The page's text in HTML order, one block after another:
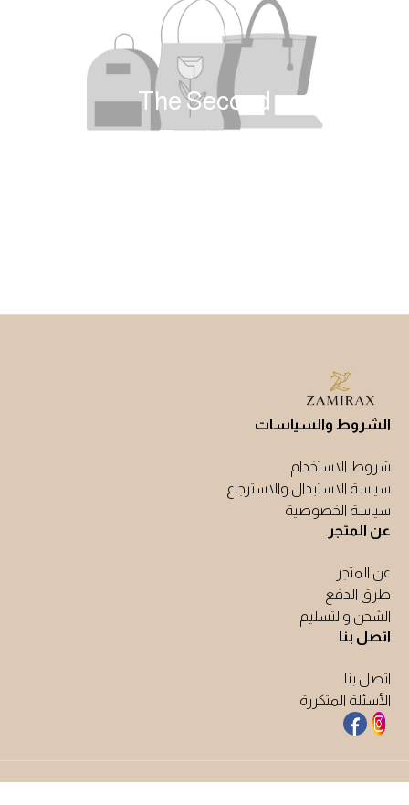
The Second
Ranking
الشروط والسياسات
شروط الاستخدام
سياسة الاستبدال والاسترجاع
سياسة الخصوصية
عن المتجر
عن المتجر
طرق الدفع
الشحن والتسليم
اتصل بنا
اتصل بنا
الأسئلة المتكررة